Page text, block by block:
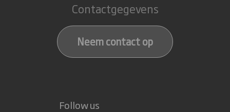
Contactgegevens
Neem contact op
Follow us